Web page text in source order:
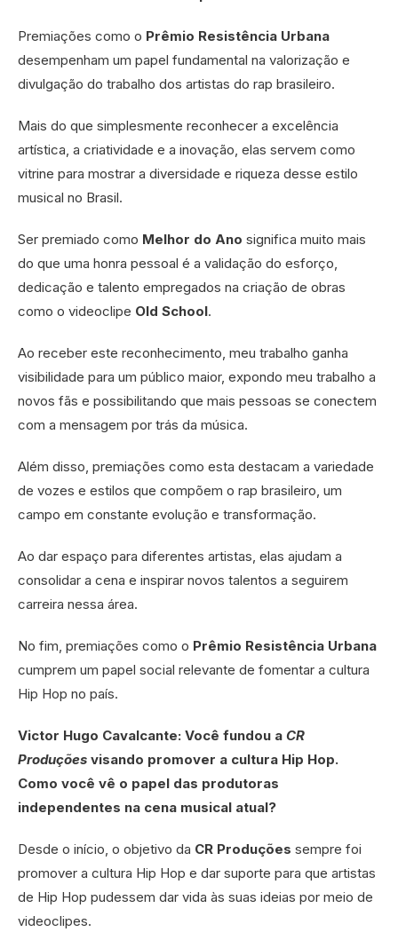
Premiações como o Prêmio Resistência Urbana
desempenham um papel fundamental na valorização e
divulgação do trabalho dos artistas do rap brasileiro.
Mais do que simplesmente reconhecer a excelência
artística, a criatividade e a inovação, elas servem como
vitrine para mostrar a diversidade e riqueza desse estilo
musical no Brasil.
Ser premiado como Melhor do Ano significa muito mais
do que uma honra pessoal é a validação do esforço,
dedicação e talento empregados na criação de obras
como o videoclipe Old School.
Ao receber este reconhecimento, meu trabalho ganha
visibilidade para um público maior, expondo meu trabalho a
novos fãs e possibilitando que mais pessoas se conectem
com a mensagem por trás da música.
Além disso, premiações como esta destacam a variedade
de vozes e estilos que compõem o rap brasileiro, um
campo em constante evolução e transformação.
Ao dar espaço para diferentes artistas, elas ajudam a
consolidar a cena e inspirar novos talentos a seguirem
carreira nessa área.
No fim, premiações como o Prêmio Resistência Urbana
cumprem um papel social relevante de fomentar a cultura
Hip Hop no país.
Victor Hugo Cavalcante: Você fundou a CR
Produções visando promover a cultura Hip Hop.
Como você vê o papel das produtoras
independentes na cena musical atual?
Desde o início, o objetivo da CR Produções sempre foi
promover a cultura Hip Hop e dar suporte para que artistas
de Hip Hop pudessem dar vida às suas ideias por meio de
videoclipes.